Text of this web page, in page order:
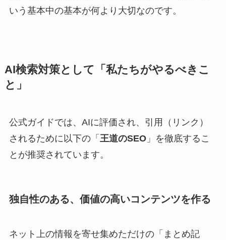
いう基本中の基本が何より大切なのです。
AI検索対策として「私たちがやるべきこ
と」
公式ガイドでは、AIに評価され、引用（リンク）
されるために以下の「 王道のSEO」を徹底するこ
とが推奨されています。
独自性のある、価値の高いコンテンツを作る
ネット上の情報を寄せ集めただけの「まとめ記